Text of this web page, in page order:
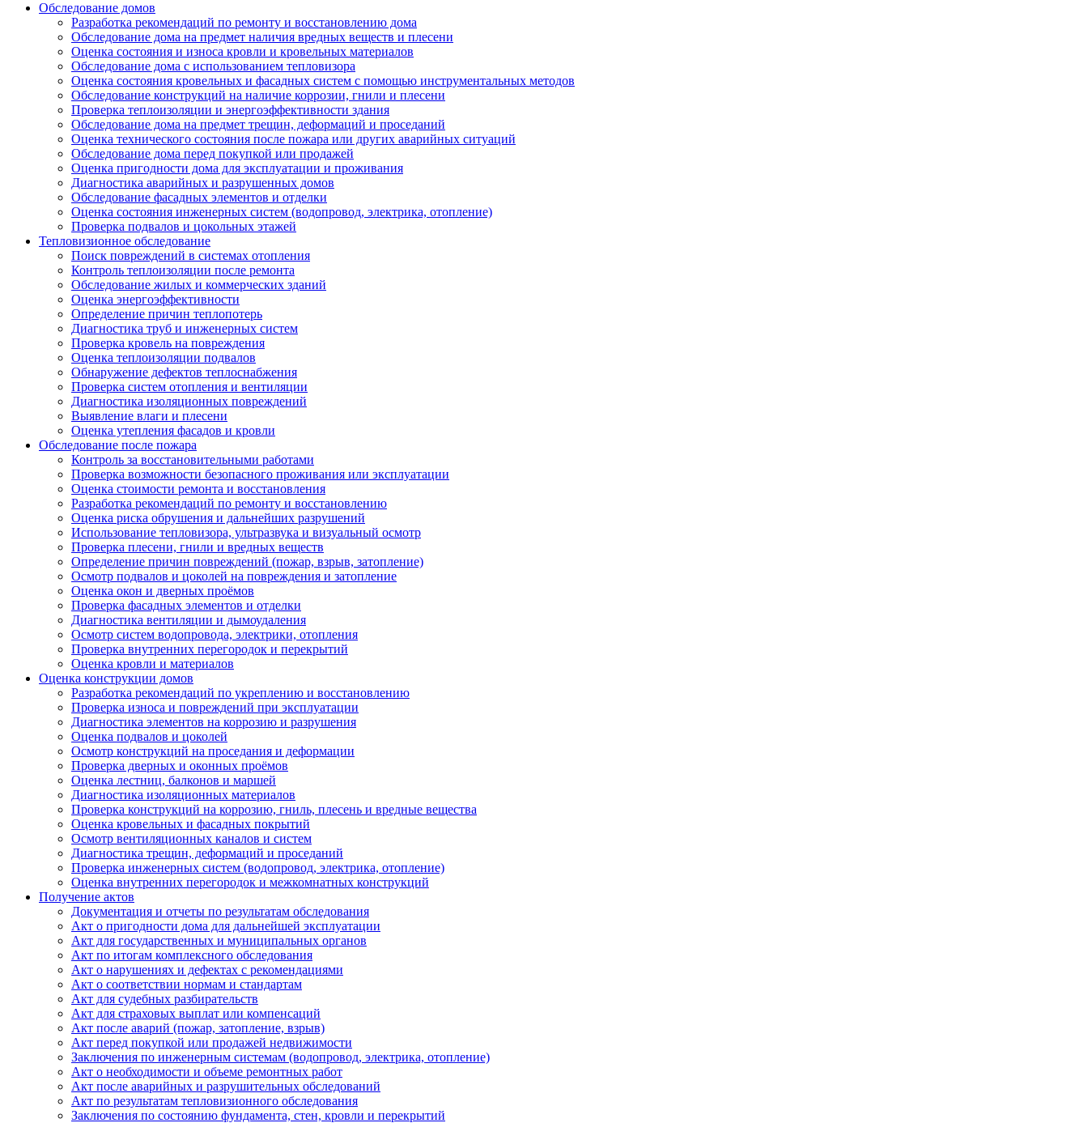
Обследование домов
Разработка рекомендаций по ремонту и восстановлению дома
Обследование дома на предмет наличия вредных веществ и плесени
Оценка состояния и износа кровли и кровельных материалов
Обследование дома с использованием тепловизора
Оценка состояния кровельных и фасадных систем с помощью инструментальных методов
Обследование конструкций на наличие коррозии, гнили и плесени
Проверка теплоизоляции и энергоэффективности здания
Обследование дома на предмет трещин, деформаций и проседаний
Оценка технического состояния после пожара или других аварийных ситуаций
Обследование дома перед покупкой или продажей
Оценка пригодности дома для эксплуатации и проживания
Диагностика аварийных и разрушенных домов
Обследование фасадных элементов и отделки
Оценка состояния инженерных систем (водопровод, электрика, отопление)
Проверка подвалов и цокольных этажей
Тепловизионное обследование
Поиск повреждений в системах отопления
Контроль теплоизоляции после ремонта
Обследование жилых и коммерческих зданий
Оценка энергоэффективности
Определение причин теплопотерь
Диагностика труб и инженерных систем
Проверка кровель на повреждения
Оценка теплоизоляции подвалов
Обнаружение дефектов теплоснабжения
Проверка систем отопления и вентиляции
Диагностика изоляционных повреждений
Выявление влаги и плесени
Оценка утепления фасадов и кровли
Обследование после пожара
Контроль за восстановительными работами
Проверка возможности безопасного проживания или эксплуатации
Оценка стоимости ремонта и восстановления
Разработка рекомендаций по ремонту и восстановлению
Оценка риска обрушения и дальнейших разрушений
Использование тепловизора, ультразвука и визуальный осмотр
Проверка плесени, гнили и вредных веществ
Определение причин повреждений (пожар, взрыв, затопление)
Осмотр подвалов и цоколей на повреждения и затопление
Оценка окон и дверных проёмов
Проверка фасадных элементов и отделки
Диагностика вентиляции и дымоудаления
Осмотр систем водопровода, электрики, отопления
Проверка внутренних перегородок и перекрытий
Оценка кровли и материалов
Оценка конструкции домов
Разработка рекомендаций по укреплению и восстановлению
Проверка износа и повреждений при эксплуатации
Диагностика элементов на коррозию и разрушения
Оценка подвалов и цоколей
Осмотр конструкций на проседания и деформации
Проверка дверных и оконных проёмов
Оценка лестниц, балконов и маршей
Диагностика изоляционных материалов
Проверка конструкций на коррозию, гниль, плесень и вредные вещества
Оценка кровельных и фасадных покрытий
Осмотр вентиляционных каналов и систем
Диагностика трещин, деформаций и проседаний
Проверка инженерных систем (водопровод, электрика, отопление)
Оценка внутренних перегородок и межкомнатных конструкций
Получение актов
Документация и отчеты по результатам обследования
Акт о пригодности дома для дальнейшей эксплуатации
Акт для государственных и муниципальных органов
Акт по итогам комплексного обследования
Акт о нарушениях и дефектах с рекомендациями
Акт о соответствии нормам и стандартам
Акт для судебных разбирательств
Акт для страховых выплат или компенсаций
Акт после аварий (пожар, затопление, взрыв)
Акт перед покупкой или продажей недвижимости
Заключения по инженерным системам (водопровод, электрика, отопление)
Акт о необходимости и объеме ремонтных работ
Акт после аварийных и разрушительных обследований
Акт по результатам тепловизионного обследования
Заключения по состоянию фундамента, стен, кровли и перекрытий